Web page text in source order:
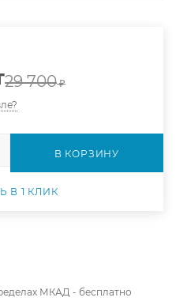
29 700₽
В КОРЗИНУ
В 1 КЛИК
МКАД - бесплатно